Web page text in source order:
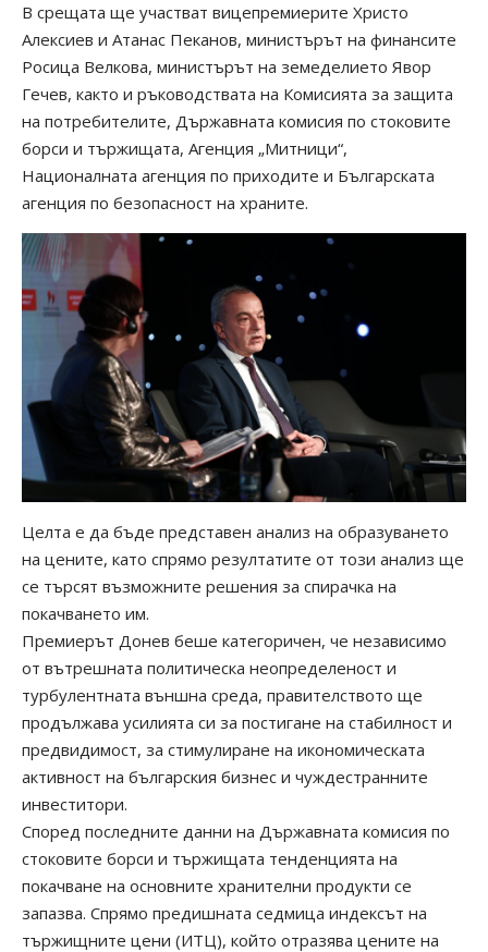
В срещата ще участват вицепремиерите Христо
Алексиев и Атанас Пеканов, министърът на финансите
Росица Велкова, министърът на земеделието Явор
Гечев, както и ръководствата на Комисията за защита
на потребителите, Държавната комисия по стоковите
борси и тържищата, Агенция „Митници“,
Националната агенция по приходите и Българската
агенция по безопасност на храните.
Целта е да бъде представен анализ на образуването
на цените, като спрямо резултатите от този анализ ще
се търсят възможните решения за спирачка на
покачването им.
Премиерът Донев беше категоричен, че независимо
от вътрешната политическа неопределеност и
турбулентната външна среда, правителството ще
продължава усилията си за постигане на стабилност и
предвидимост, за стимулиране на икономическата
активност на българския бизнес и чуждестранните
инвеститори.
Според последните данни на Държавната комисия по
стоковите борси и тържищата тенденцията на
покачване на основните хранителни продукти се
запазва. Спрямо предишната седмица индексът на
тържищните цени (ИТЦ), който отразява цените на